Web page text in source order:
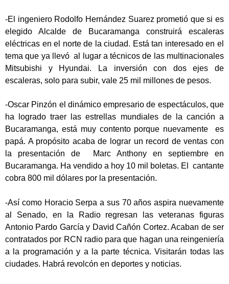
-El ingeniero Rodolfo Hernández Suarez prometió que si es
elegido Alcalde de Bucaramanga construirá escaleras
eléctricas en el norte de la ciudad. Está tan interesado en el
tema que ya llevó al lugar a técnicos de las multinacionales
Mitsubishi y Hyundai. La inversión con dos ejes de
escaleras, solo para subir, vale 25 mil millones de pesos.
-Oscar Pinzón el dinámico empresario de espectáculos, que
ha logrado traer las estrellas mundiales de la canción a
Bucaramanga, está muy contento porque nuevamente es
papá. A propósito acaba de lograr un record de ventas con
la presentación de Marc Anthony en septiembre en
Bucaramanga. Ha vendido a hoy 10 mil boletas. El cantante
cobra 800 mil dólares por la presentación.
-Así como Horacio Serpa a sus 70 años aspira nuevamente
al Senado, en la Radio regresan las veteranas figuras
Antonio Pardo García y David Cañón Cortez. Acaban de ser
contratados por RCN radio para que hagan una reingeniería
a la programación y a la parte técnica. Visitarán todas las
ciudades. Habrá revolcón en deportes y noticias.